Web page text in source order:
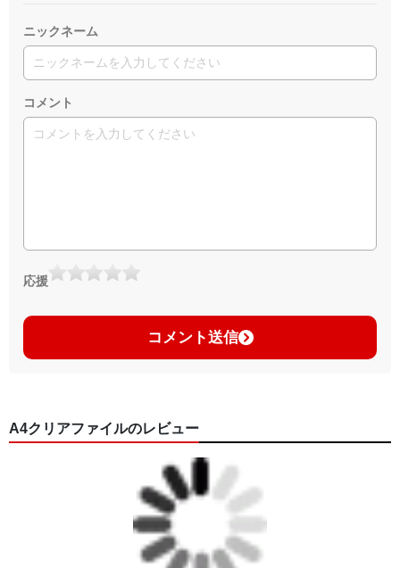
ニックネーム
コメント
応援
コメント送信
A4クリアファイルのレビュー